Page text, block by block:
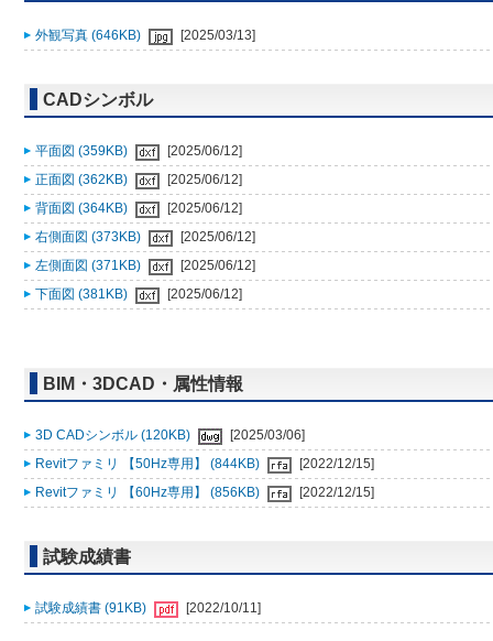
外観写真 (646KB) [2025/03/13]
CADシンボル
平面図 (359KB)
[2025/06/12]
正面図 (362KB)
[2025/06/12]
背面図 (364KB)
[2025/06/12]
右側面図 (373KB)
[2025/06/12]
左側面図 (371KB)
[2025/06/12]
下面図 (381KB)
[2025/06/12]
BIM・3DCAD・属性情報
3D CADシンボル (120KB)
[2025/03/06]
Revitファミリ 【50Hz専用】 (844KB)
[2022/12/15]
Revitファミリ 【60Hz専用】 (856KB)
[2022/12/15]
試験成績書
試験成績書 (91KB) [2022/10/11]